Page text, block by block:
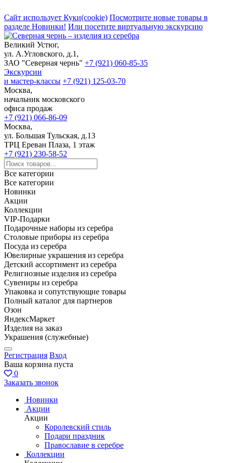
Сайт использует Куки(cookie) Посмотрите новые товары в
разделе Новинки! Или посетите виртуальную экскурсию
Великий Устюг,
ул. А.Угловского, д.1,
ЗАО "Северная чернь" +7 (921) 060-85-35
Экскурсии
и мастер-классы +7 (921) 125-03-70
Москва,
начальник московского
офиса продаж
+7 (921) 066-86-09
Москва,
ул. Большая Тульская, д.13
ТРЦ Ереван Плаза, 1 этаж
+7 (921) 230-58-52
Все категории
Все категории
Новинки
Акции
Коллекции
VIP-Подарки
Подарочные наборы из серебра
Столовые приборы из серебра
Посуда из серебра
Ювелирные украшения из серебра
Детский ассортимент из серебра
Религиозные изделия из серебра
Сувениры из серебра
Упаковка и сопутствующие товары
Полный каталог для партнеров
Озон
ЯндексМаркет
Изделия на заказ
Украшения (служебные)
Регистрация Вход
Ваша корзина пуста
0
Заказать звонок
Новинки
Акции
Акции
Королевский стиль
Подари праздник
Православие в серебре
Коллекции